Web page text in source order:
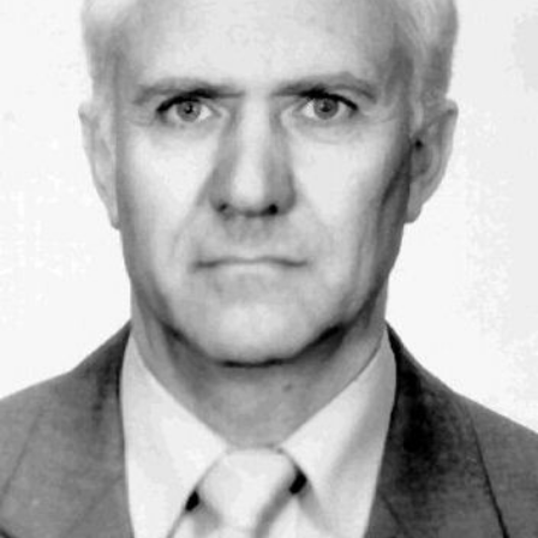
СТРУКТУРА
Президія НАН України
Апарат Президії
Секція фізико-технічних і математичних
Секція хімічних і біологічних наук
Секція суспільних і гуманітарних наук
Установи при Президії
Ради, комітети та комісії
Наукові центри МОН та НАН України
Громадські організації